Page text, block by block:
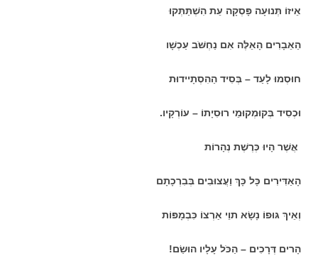
אֵיזוֹ תְּנוּעָה פָּסְקָה עֵת הִשְׁתַּתְּקוּ
הַאֵבָרִים הָאֵלֶּה אִם נַחְשֹּׁב עַכְשָׁו
חוּסְמוּ לָעַד – בְּסִיד הַהִסְתָיידוּת
וּכְסִיד בְּקוּמְקוּמֵי רוּסִיָתוֹ – עוֹרְקָיו.
אֲשֶׁר הָיוּ כְּרֶשֶׁת נְהָרוֹת
הָאַדִּירִים כָּל כָּךְ וַעֲצוּבִים בְּבִרְכָתָם
וְאֵיךְ גּוּפוֹ נָשָׂא תוֵי אַרְצוֹ כִּבְמָפּוֹת
הָרים דְּרָכִים – הַכֹּל עָלָיו הוּשַׂם!